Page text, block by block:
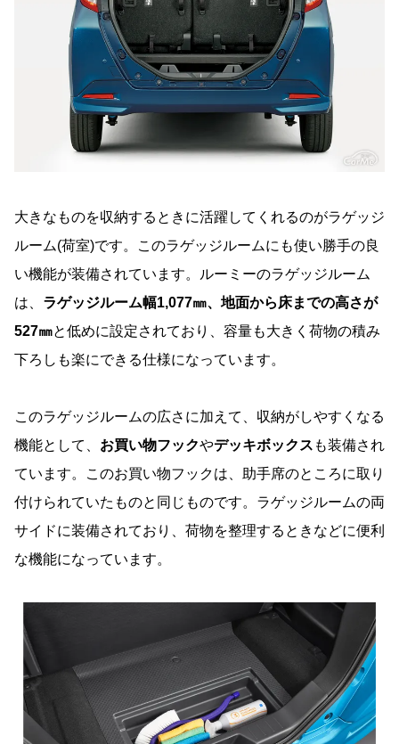
大きなものを収納するときに活躍してくれるのがラゲッジ
ルーム(荷室)です。このラゲッジルームにも使い勝手の良
い機能が装備されています。ルーミーのラゲッジルーム
は、 ラゲッジルーム幅1,077㎜、地面から床までの高さが
527㎜と低めに設定されており、容量も大きく荷物の積み
下ろしも楽にできる仕様になっています。
このラゲッジルームの広さに加えて、収納がしやすくなる
機能として、 お買い物フックやデッキボックス も装備され
ています。このお買い物フックは、助手席のところに取り
付けられていたものと同じものです。ラゲッジルームの両
サイドに装備されており、荷物を整理するときなどに便利
な機能になっています。